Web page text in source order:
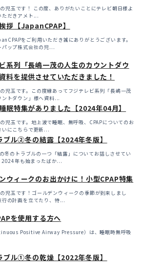
りがたいことにテレビ朝日様よ
ただきアメト...
拶【JapanCPAP】
をご利用いただき誠にありがとうございます。
パップ株式会社の児...
系列「長嶋一茂の人生のカウントダウ
料を提供させていただきました！
児玉です。この度縁あってフジテレビ系列「長嶋一茂
ントダウン」様へ資料...
眠特集がありました【2024年04月】
児玉です。地上波で睡眠、無呼吸、CPAPについてのお
いにこちらで更新...
ブル②冬の結露【2024年冬版】
冬のトラブルの一つ「結露」についてお話しさせてい
2024年も始まったばか...
ウィークのお出かけに！小型CPAP特集
児玉です！ゴールデンウィークの季節が到来しまし
行の計画を立てたり、特...
を使用する方へ
Positive Airway Pressure）は、睡眠時無呼吸
ブル①冬の乾燥【2022年冬版】